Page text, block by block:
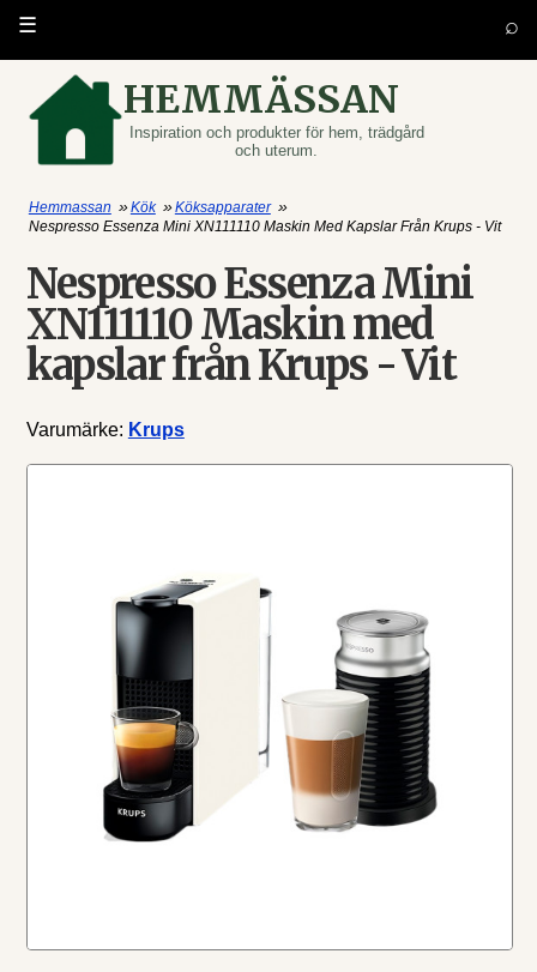
HEMMÄSSAN
Inspiration och produkter för hem, trädgård
och uterum.
☰ ⌕
Hemmassan »Kök »Köksapparater »
Nespresso Essenza Mini XN111110 Maskin Med Kapslar Från Krups - Vit
Nespresso Essenza Mini
XN111110 Maskin med
kapslar från Krups - Vit
Varumärke: Krups